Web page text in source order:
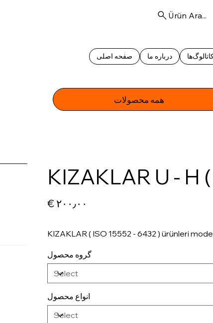
صفحه اصلی درباره ما
Ürün Ara...
همه محصولات
KIZAKLAR U - H
€ ۲۰۰٫۰۰
KIZAKLAR ( ISO 15552 - 6432 ) ürünleri
گروه محصول
انواع محصول